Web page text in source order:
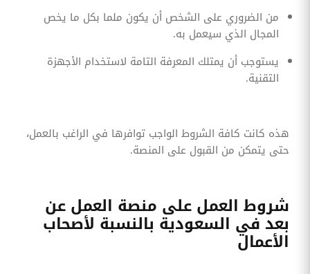
من الضروري على الشخص أن يكون ملما بكل ما يخص
المجال الذي سيعمل به.
يستوجب أن يمتلك المعرفة التامة لاستخدام الأجهزة
التقنية.
هذه كانت كافة الشروط الواجب توافرها في الراغب بالعمل،
حتى يتمكن من القبول على المنصة.
شروط العمل على منصة العمل عن
بعد في السعودية بالنسبة لأصحاب
الأعمال